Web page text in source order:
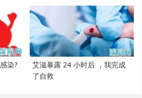
染?
艾滋暴露 24 小时后 ，我完成
了自救